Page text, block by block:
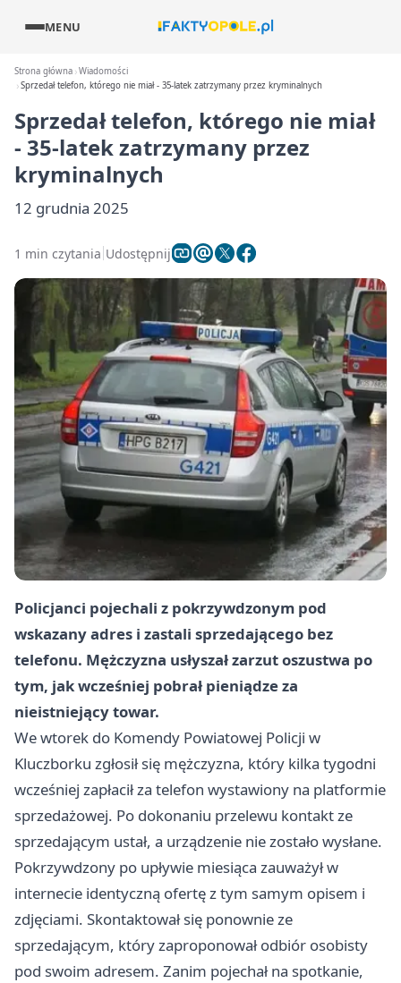
MENU
Strona główna Wiadomości
Sprzedał telefon, którego nie miał - 35-latek zatrzymany przez kryminalnych
Sprzedał telefon, którego nie miał
- 35-latek zatrzymany przez
kryminalnych
12 grudnia 2025
1 min czytania Udostępnij
Policjanci pojechali z pokrzywdzonym pod
wskazany adres i zastali sprzedającego bez
telefonu. Mężczyzna usłyszał zarzut oszustwa po
tym, jak wcześniej pobrał pieniądze za
nieistniejący towar.
We wtorek do Komendy Powiatowej Policji w
Kluczborku zgłosił się mężczyzna, który kilka tygodni
wcześniej zapłacił za telefon wystawiony na platformie
sprzedażowej. Po dokonaniu przelewu kontakt ze
sprzedającym ustał, a urządzenie nie zostało wysłane.
Pokrzywdzony po upływie miesiąca zauważył w
internecie identyczną ofertę z tym samym opisem i
zdjęciami. Skontaktował się ponownie ze
sprzedającym, który zaproponował odbiór osobisty
pod swoim adresem. Zanim pojechał na spotkanie,